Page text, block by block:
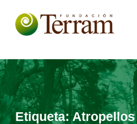
Etiqueta:Atropellos